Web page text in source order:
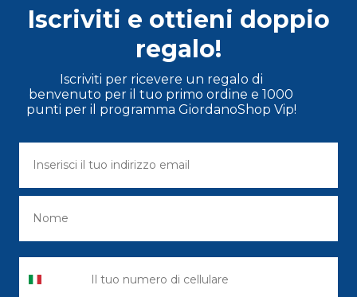
Iscriviti e ottieni doppio
regalo!
Iscriviti per ricevere un regalo di
benvenuto per il tuo primo ordine e 1000
punti per il programma GiordanoShop Vip!